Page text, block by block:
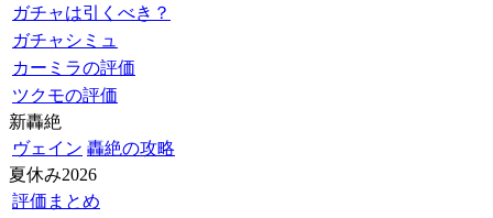
ガチャは引くべき？
ガチャシミュ
カーミラの評価
ツクモの評価
新轟絶
ヴェイン 轟絶の攻略
夏休み2026
評価まとめ